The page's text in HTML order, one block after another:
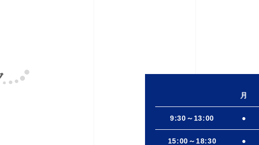
月
9:30～13:00 ●
15:00～18:30 ●